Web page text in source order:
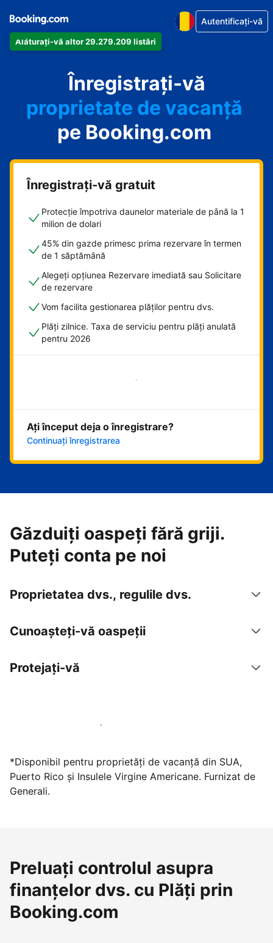
Alăturați-vă altor 29.279.209 listări
Autentificați-vă
Înregistrați-vă
apartamentul
hotelul
proprietate de vacanță
pensiunea
B&B-ul
pe Booking.com
Înregistrați-vă gratuit
Protecție împotriva daunelor materiale de până la 1
milion de dolari
45% din gazde primesc prima rezervare în termen
de 1 săptămână
Alegeți opțiunea Rezervare imediată sau Solicitare
de rezervare
Vom facilita gestionarea plăților pentru dvs.
Plăți zilnice. Taxa de serviciu pentru plăți anulată
pentru 2026
Începeți acum
Ați început deja o înregistrare?
Continuați înregistrarea
Găzduiți oaspeți fără griji.
Puteți conta pe noi
Proprietatea dvs., regulile dvs.
Cunoașteți-vă oaspeții
Protejați-vă
Găzduiți oaspeți cu noi chiar astăzi
*Disponibil pentru proprietăți de vacanță din SUA,
Puerto Rico și Insulele Virgine Americane. Furnizat de
Generali.
Preluați controlul asupra
finanțelor dvs. cu Plăți prin
Booking.com